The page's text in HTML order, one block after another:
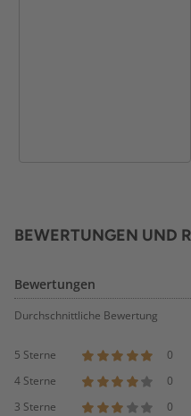
BEWERTUNGEN UND
Bewertungen
Durchschnittliche Bewertung
5 Sterne
0
4 Sterne
0
3 Sterne
0